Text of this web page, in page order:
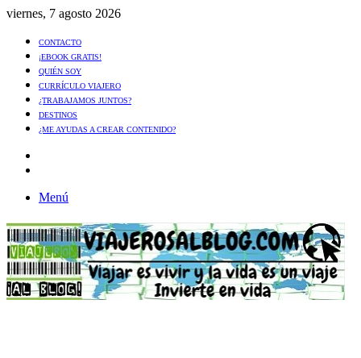
viernes, 7 agosto 2026
CONTACTO
¡EBOOK GRATIS!
QUIÉN SOY
CURRÍCULO VIAJERO
¿TRABAJAMOS JUNTOS?
DESTINOS
¿ME AYUDAS A CREAR CONTENIDO?
Menú